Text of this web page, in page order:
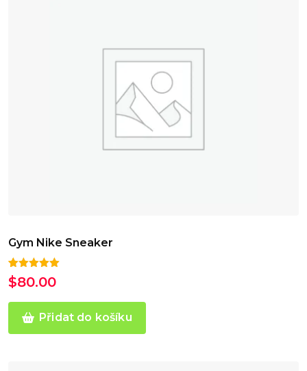
Gym Nike Sneaker
Hodnoceno
5.00z 5 na
1
hodnocení
zákazníka
$80.00
Přidat do košíku